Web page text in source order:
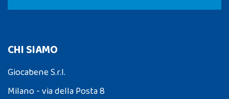
CHI SIAMO
Giocabene S.r.l.
Milano - via della Posta 8